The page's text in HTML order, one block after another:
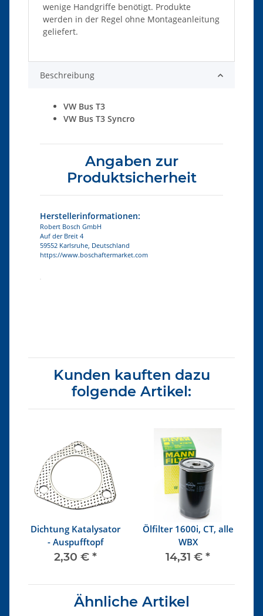
wenige Handgriffe benötigt. Produkte
werden in der Regel ohne Montageanleitung
geliefert.
Beschreibung
VW Bus T3
VW Bus T3 Syncro
Angaben zur
Produktsicherheit
Herstellerinformationen:
Robert Bosch GmbH
Auf der Breit 4
59552 Karlsruhe, Deutschland
https://www.boschaftermarket.com
Kunden kauften dazu
folgende Artikel:
Dichtung Katalysator
- Auspufftopf
2,30 € *
Ölfilter 1600i, CT, alle
WBX
14,31 € *
Ähnliche Artikel